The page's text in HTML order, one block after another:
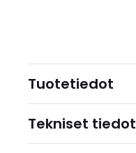
Tuotetiedot
Tekniset tiedot